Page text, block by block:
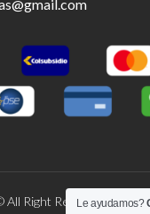
All Right Reserved.Le ayudamos?